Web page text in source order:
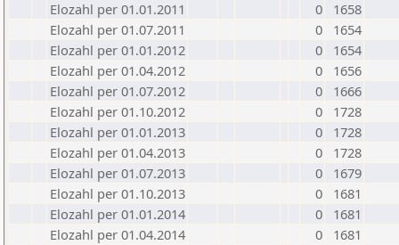
Elozahl per 01.01.2011 0
1658
Elozahl per 01.07.2011
0
1654
Elozahl per 01.01.2012
0
1654
Elozahl per 01.04.2012
0
1656
Elozahl per 01.07.2012
0
1666
Elozahl per 01.10.2012
0
1728
Elozahl per 01.01.2013
0
1728
Elozahl per 01.04.2013
0
1728
Elozahl per 01.07.2013
0
1679
Elozahl per 01.10.2013
0
1681
Elozahl per 01.01.2014
0
1681
Elozahl per 01.04.2014
0
1681